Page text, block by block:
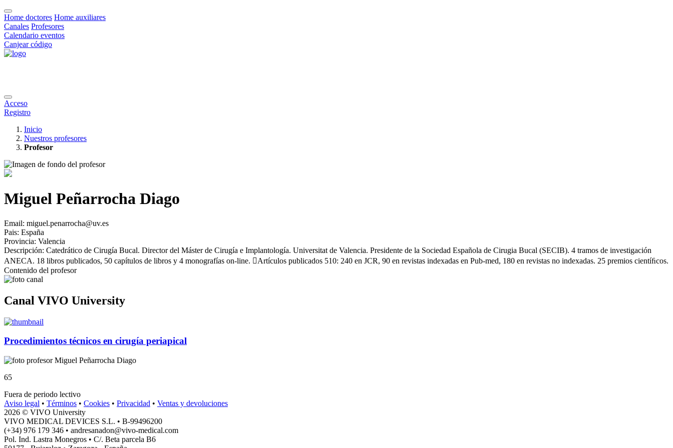
Home doctores Home auxiliares
Canales Profesores
Calendario eventos
Canjear código
Acceso
Registro
Inicio
Nuestros profesores
Profesor
Miguel Peñarrocha Diago
Email: miguel.penarrocha@uv.es
Pais: España
Provincia: Valencia
Descripción: Catedrático de Cirugía Bucal. Director del Máster de Cirugía e Implantología. Universitat de Valencia. Presidente de la Sociedad Española de Cirugia Bucal (SECIB). 4 tramos de investigación
ANECA. 18 libros publicados, 50 capítulos de libros y 4 monografías on-line. Artículos publicados 510: 240 en JCR, 90 en revistas indexadas en Pub-med, 180 en revistas no indexadas. 25 premios cientíﬁcos.
Contenido del profesor
Canal VIVO University
Procedimientos técnicos en cirugía periapical
Miguel Peñarrocha Diago
65
Fuera de periodo lectivo
Aviso legal • Términos • Cookies • Privacidad • Ventas y devoluciones
2026 © VIVO University
VIVO MEDICAL DEVICES S.L. • B-99496200
(+34) 976 179 346 • andresanadon@vivo-medical.com
Pol. Ind. Lastra Monegros • C/. Beta parcela B6